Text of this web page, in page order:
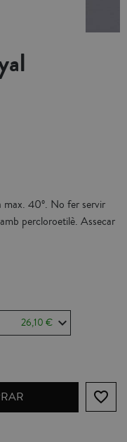
max. 40º. No fer servir
percloroetilè. Assecar
26,10 €
favorite_border